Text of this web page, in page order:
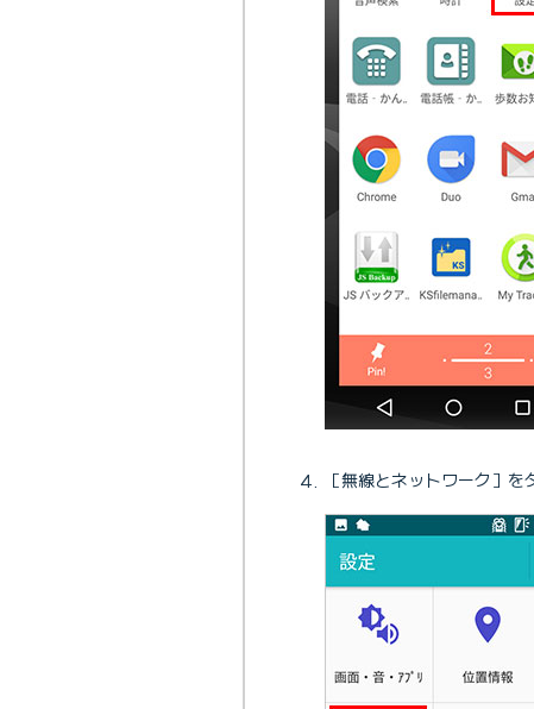
［無線とネットワーク］を